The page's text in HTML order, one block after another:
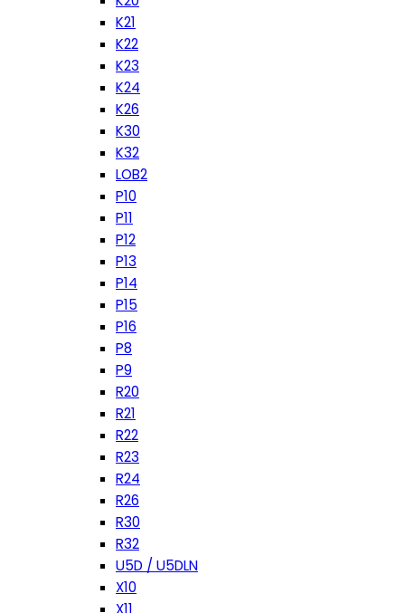
K21
K22
K23
K24
K26
K30
K32
LOB2
P10
P11
P12
P13
P14
P15
P16
P8
P9
R20
R21
R22
R23
R24
R26
R30
R32
U5D / U5DLN
X10